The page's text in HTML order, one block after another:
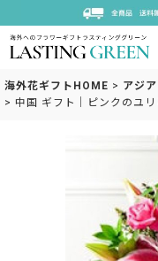
海外花ギフトHOME > アジア
> 中国 ギフト｜ピンクのユ